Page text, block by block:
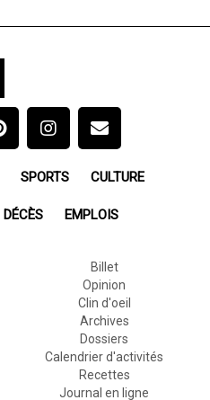
SPORTS CULTURE
DÉCÈS EMPLOIS
Billet
Opinion
Clin d'oeil
Archives
Dossiers
Calendrier d'activités
Recettes
Journal en ligne